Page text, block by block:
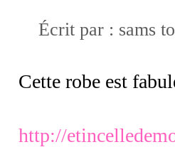
Écrit par : sams
Cette robe est
http://